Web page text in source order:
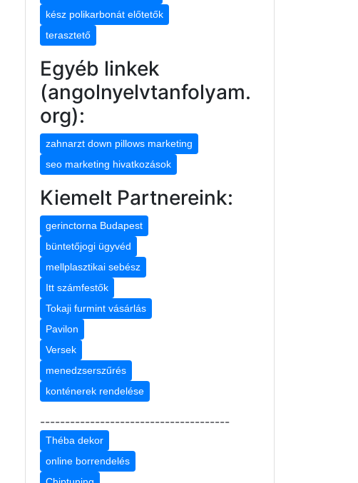
kész polikarbonát előtetők
terasztető
Egyéb linkek
(angolnyelvtanfolyam.
org):
zahnarzt down pillows marketing
seo marketing hivatkozások
Kiemelt Partnereink:
gerinctorna Budapest
büntetőjogi ügyvéd
mellplasztikai sebész
Itt számfestők
Tokaji furmint vásárlás
Pavilon
Versek
menedzserszűrés
konténerek rendelése
--------------------------------------
Théba dekor
online borrendelés